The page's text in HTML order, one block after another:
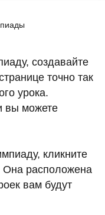
создавайте
точно так
урока.
вы можете
кликните
Она расположена
вам будут